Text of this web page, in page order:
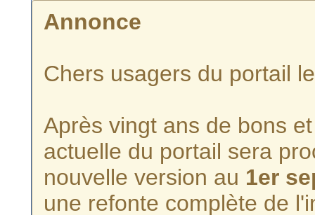
Annonce
Chers usagers du portail
Après vingt ans de bons
actuelle du portail sera
nouvelle version au 1er
une refonte complète de